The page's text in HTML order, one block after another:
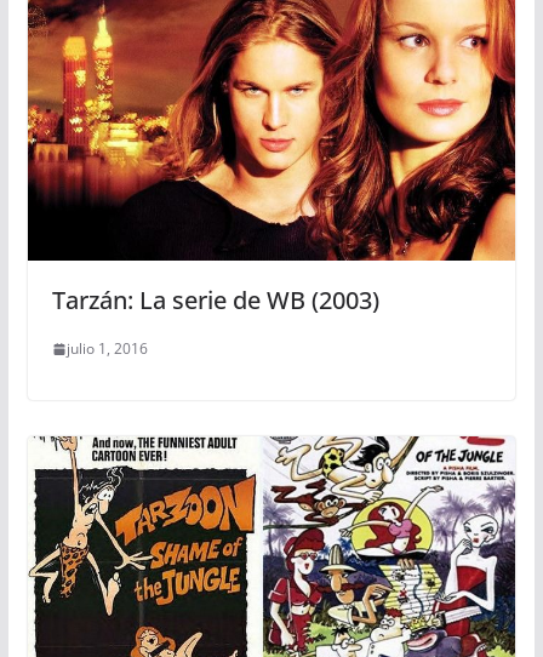
Tarzán: La serie de WB (2003)
julio 1, 2016